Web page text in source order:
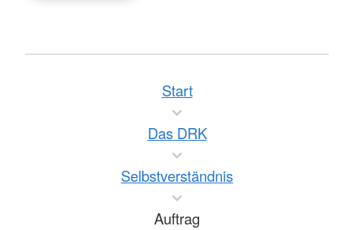
Start
Das DRK
Selbstverständnis
Auftrag